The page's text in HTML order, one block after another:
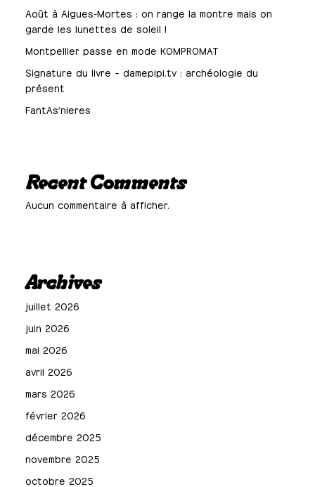
Août à Aigues-Mortes : on range la montre mais on
garde les lunettes de soleil !
Montpellier passe en mode KOMPROMAT
Signature du livre – damepipi.tv : archéologie du
présent
FantAs’nieres
Recent Comments
Aucun commentaire à afficher.
Archives
juillet 2026
juin 2026
mai 2026
avril 2026
mars 2026
février 2026
décembre 2025
novembre 2025
octobre 2025